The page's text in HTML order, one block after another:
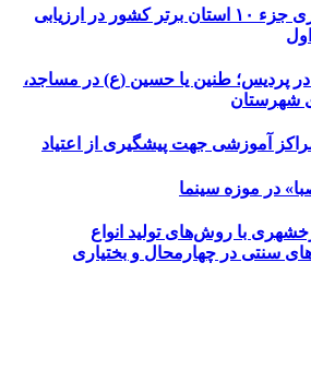
چهارمحال و بختیاری جزء ۱۰ استان برتر کشور در ارزیابی
پردیس؛ طنین یا حسین (ع) در مساجد،
شهرستان
آموزشی جهت پیشگیری از اعتیاد
در موزه سینما
با روش‌های تولید انواع
سنتی در چهارمحال و بختیاری